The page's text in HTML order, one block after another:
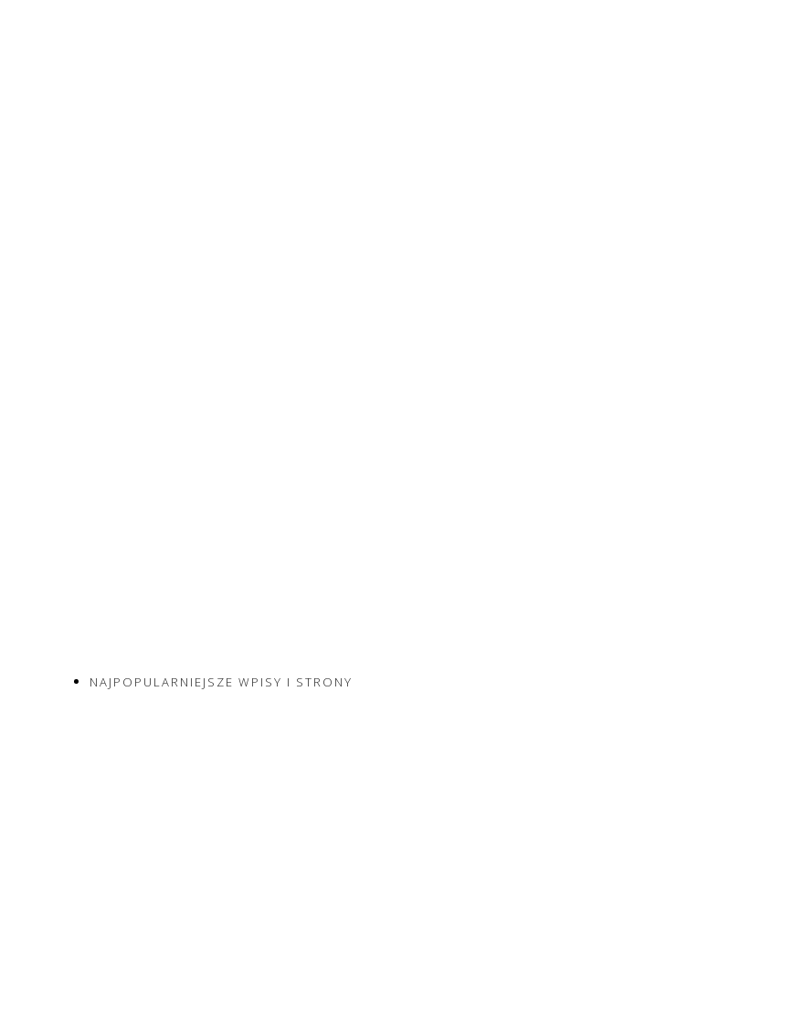
NAJPOPULARNIEJSZE WPISY I STRONY